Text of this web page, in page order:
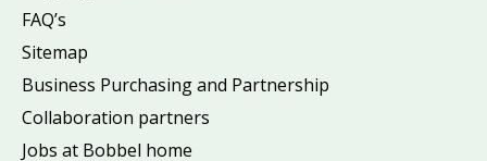
FAQ’s
Sitemap
Business Purchasing and Partnership
Collaboration partners
Jobs at Bobbel home